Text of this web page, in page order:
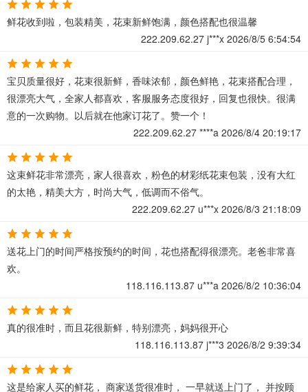
鲜花收到啦，包装精美，花束新鲜饱满，颜色搭配也很温馨
222.209.62.27 j***x 2026/8/5 6:54:54
宝贝质量很好，花束很新鲜，香味浓郁，颜色鲜艳，花束搭配合理，
很漂亮大气，全家人都喜欢，客服服务态度很好，回复也很快。很满
意的一次购物。以后就在他家订花了。赞一个！
222.209.62.27 ****a 2026/8/4 20:19:17
这束鲜花非常漂亮，家人很喜欢，粉色的材彩纸花束包装，没有大红
的太艳，精美大方，时尚大气，低调而不俗气。
222.209.62.27 u***x 2026/8/3 21:18:09
送花上门的时间严格按预约的时间，花也搭配得很漂亮。老爸非常喜
欢。
118.116.113.87 u***a 2026/8/2 10:36:04
真的很准时，而且花很新鲜，特别漂亮，妈妈很开心
118.116.113.87 j***3 2026/8/2 9:39:34
这是给家人买的鲜花， 商家送货很准时， 一早就送上门了， 并按顾